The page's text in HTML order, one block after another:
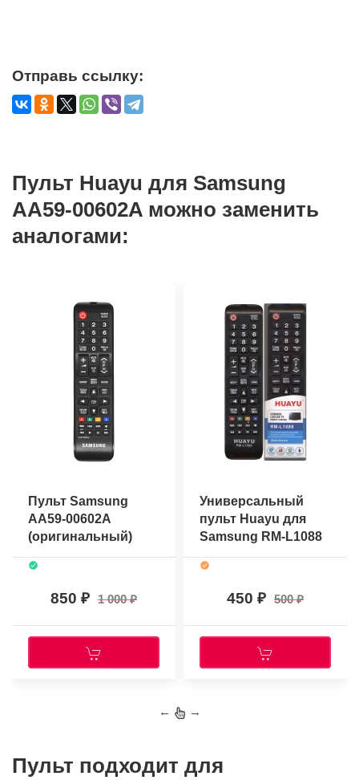
Отправь ссылку:
Пульт Huayu для Samsung
AA59-00602A можно заменить
аналогами:
Пульт Samsung
AA59-00602A
(оригинальный)
850 1 000
Универсальный
пульт Huayu для
Samsung RM-L1088
450 500
← →
Пульт подходит для